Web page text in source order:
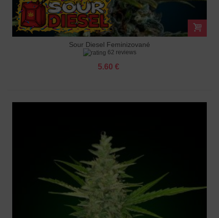
Sour Diesel Feminizované
62 reviews
5.60 €